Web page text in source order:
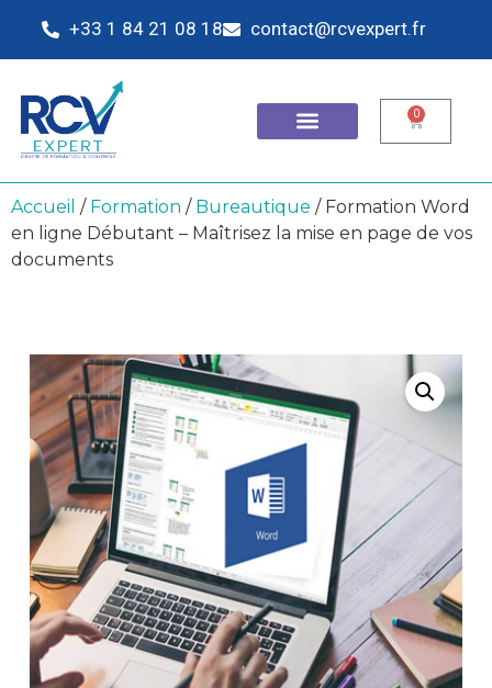
+33 1 84 21 08 18 contact@rcvexpert.fr
0
Accueil / Formation / Bureautique / Formation Word
en ligne Débutant – Maîtrisez la mise en page de vos
documents